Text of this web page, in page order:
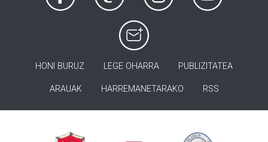
HONI BURUZ LEGE OHARRA PUBLIZITATEA
ARAUAK HARREMANETARAKO RSS